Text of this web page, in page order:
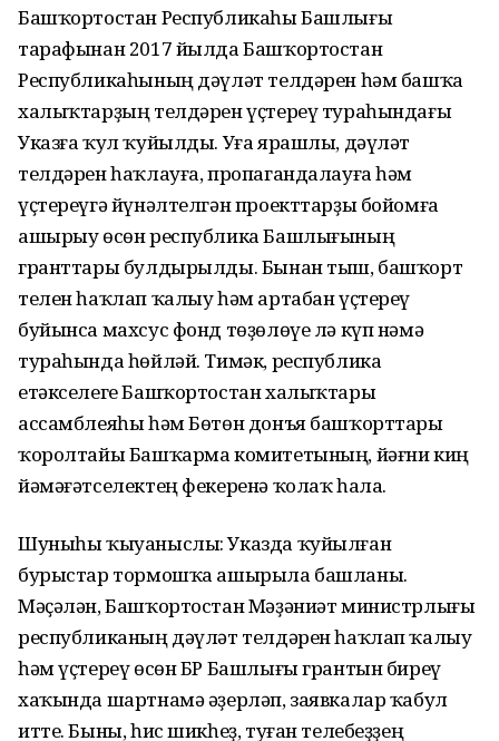
Башҡортостан Республикаһы Башлығы
тарафынан 2017 йылда Башҡортостан
Республикаһының дәүләт телдәрен һәм башҡа
халыҡтарҙың телдәрен үҫтереү тураһындағы
Указға ҡул ҡуйылды. Уға ярашлы, дәүләт
телдәрен һаҡлауға, пропагандалауға һәм
үҫтереүгә йүнәлтелгән проекттарҙы бойомға
ашырыу өсөн республика Башлығының
гранттары булдырылды. Бынан тыш, башҡорт
телен һаҡлап ҡалыу һәм артабан үҫтереү
буйынса махсус фонд төҙөлөүе лә күп нәмә
тураһында һөйләй. Тимәк, республика
етәкселеге Башҡортостан халыҡтары
ассамблеяһы һәм Бөтөн донъя башҡорттары
ҡоролтайы Башҡарма комитетының, йәғни киң
йәмәғәтселектең фекеренә ҡолаҡ һала.
Шуныһы ҡыуаныслы: Указда ҡуйылған
бурыстар тормошҡа ашырыла башланы.
Мәҫәлән, Башҡортостан Мәҙәниәт министрлығы
республиканың дәүләт телдәрен һаҡлап ҡалыу
һәм үҫтереү өсөн БР Башлығы грантын биреү
хаҡында шартнамә әҙерләп, заявкалар ҡабул
итте. Быны, һис шикһеҙ, туған телебеҙҙең